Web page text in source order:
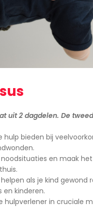
uit 2 dagdelen. De
hulp bieden bij
en maak
als je kind gewond
en kinderen.
hulpverlener in cruciale